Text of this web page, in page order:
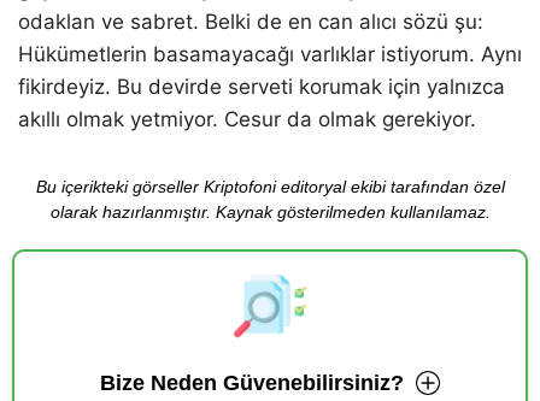
odaklan ve sabret. Belki de en can alıcı sözü şu:
Hükümetlerin basamayacağı varlıklar istiyorum. Aynı
fikirdeyiz. Bu devirde serveti korumak için yalnızca
akıllı olmak yetmiyor. Cesur da olmak gerekiyor.
Bu içerikteki görseller Kriptofoni editoryal ekibi tarafından özel
olarak hazırlanmıştır. Kaynak gösterilmeden kullanılamaz.
Bize Neden Güvenebilirsiniz?